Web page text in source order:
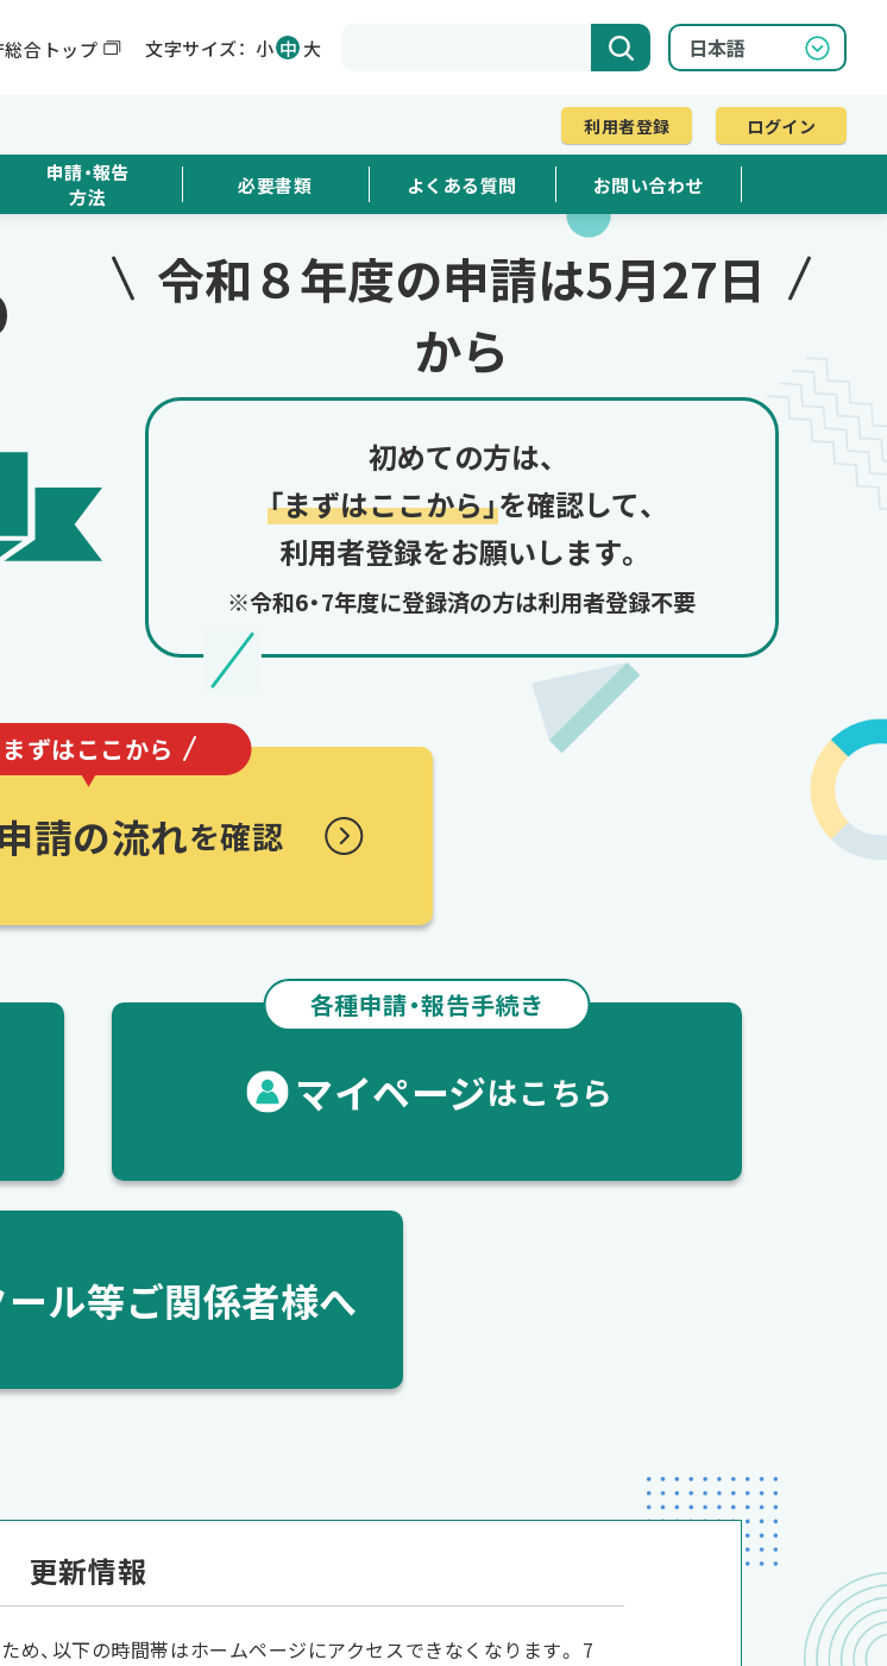
総合トップ 文字サイズ： 小 中 大
利用者登録 ログイン
申請・報告
方法
必要書類 よくある質問 お問い合わせ
令和８年度の申請は5月27日
から
初めての方は、
「まずはここから」を確認して、
利用者登録をお願いします。
※令和6・7年度に登録済の方は利用者登録不要
まずはここから
申請の流れを確認
各種申請・報告手続き
マイページはこちら
ル等ご関係者様へ
更新情報
め、以下の時間帯はホームページにアクセスできなくなります。 7